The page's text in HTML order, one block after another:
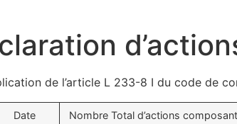
de l’article L 233-8 I du code de
Date Nombre Total d’actions